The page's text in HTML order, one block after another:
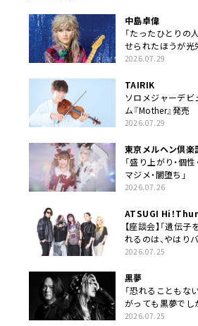
中島卓偉
「たったひとりの
せられたほうが光
2026.07.29
TAIRIK
ソロメジャーデビ
ム『Mother』発売
2026.07.29
東京メルヘン倶楽
「盛り上がり・個性
マジメ・闇堕ち」
2026.07.26
ATSUGI Hi！
Rock Festival
【座談会】「遺伝子
れるのは、やはり
2026.07.25
黒夢
「恐れることもな
がっても黒夢でし
2026.07.25